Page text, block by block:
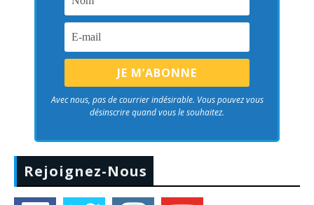
Avec nous, pas de courrier indésirable. Vous pouvez vous
désinscrire quand vous le souhaitez.
Rejoignez-Nous